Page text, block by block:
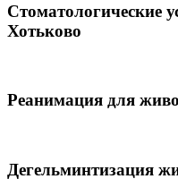
Стоматологические
Хотьково
Реанимация для
Дегельминтизация